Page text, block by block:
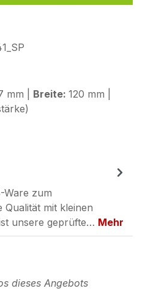
mm | Breite: 120 mm |
Ware zum
mit kleinen
unsere geprüfte… Mehr
dieses Angebots